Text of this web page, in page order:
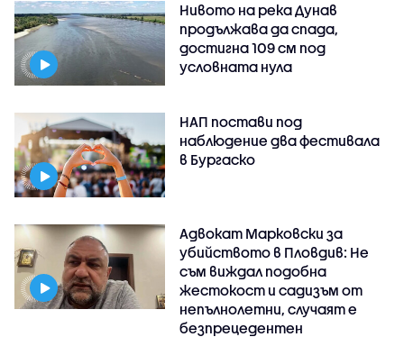
Нивото на река Дунав
продължава да спада,
достигна 109 см под
условната нула
НАП постави под
наблюдение два фестивала
в Бургаско
Адвокат Марковски за
убийството в Пловдив: Не
съм виждал подобна
жестокост и садизъм от
непълнолетни, случаят е
безпрецедентен